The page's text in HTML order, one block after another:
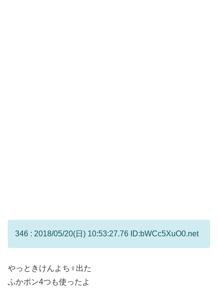
346 : 2018/05/20(日) 10:53:27.76 ID:bWCc5XuO0.net
やっときけんよち♀出た
ふかポン4つも使ったよ